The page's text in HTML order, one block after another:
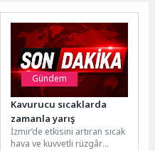
Gündem
Kavurucu sıcaklarda
zamanla yarış
İzmir’de etkisini artıran sıcak
hava ve kuvvetli rüzgâr